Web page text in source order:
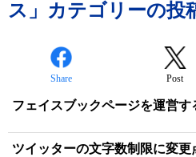
ス」カテゴリーの投
Share Post
フェイスブックページを運営す
ツイッターの文字数制限に変更